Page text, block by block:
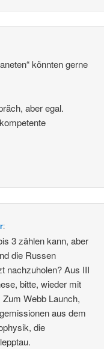
könnten gerne
aber egal.
:
3 zählen kann, aber
die Russen
nachzuholen? Aus III
bitte, wieder mit
Webb Launch,
aus dem
die